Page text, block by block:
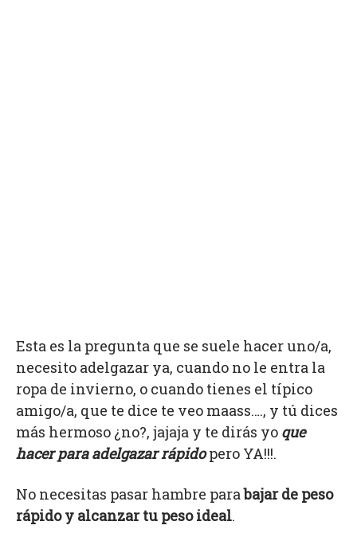
Esta es la pregunta que se suele hacer uno/a,
necesito adelgazar ya, cuando no le entra la
ropa de invierno, o cuando tienes el típico
amigo/a, que te dice te veo maass…., y tú dices
más hermoso ¿no?, jajaja y te dirás yo que
hacer para adelgazar rápidopero YA!!!.
No necesitas pasar hambre parabajar de peso
rápido y alcanzar tu peso ideal.